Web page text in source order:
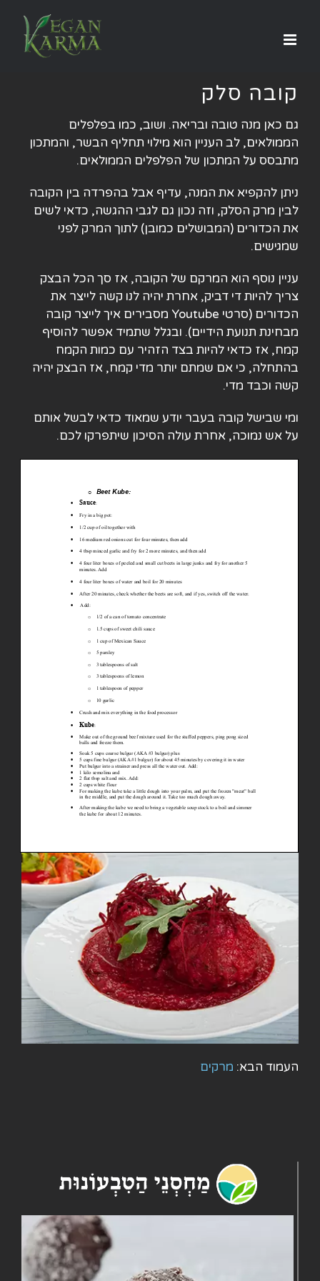
קובה סלק
גם כאן מנה טובה ובריאה. ושוב, כמו בפלפלים
הממולאים, לב העניין הוא מילוי תחליף הבשר, והמתכון
מתבסס על המתכון של הפלפלים הממולאים.
ניתן להקפיא את המנה, עדיף אבל בהפרדה בין הקובה
לבין מרק הסלק, וזה נכון גם לגבי ההגשה, כדאי לשים
את הכדורים (המבושלים כמובן) לתוך המרק לפני
שמגישים.
עניין נוסף הוא המרקם של הקובה, אז סך הכל הבצק
צריך להיות די דביק, אחרת יהיה לנו קשה לייצר את
הכדורים (סרטי Youtube מסבירים איך לייצר קובה
מבחינת תנועת הידיים). ובגלל שתמיד אפשר להוסיף
קמח, אז כדאי להיות בצד הזהיר עם כמות הקמח
בהתחלה, כי אם שמתם יותר מדי קמח, אז הבצק יהיה
קשה וכבד מדי.
ומי שבישל קובה בעבר יודע שמאוד כדאי לבשל אותם
על אש נמוכה, אחרת עולה הסיכון שיתפרקו לכם.
העמוד הבא: מרקים